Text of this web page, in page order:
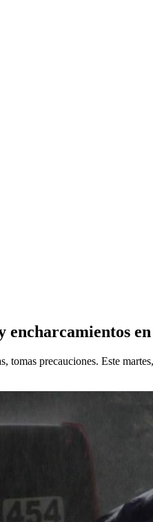
encharcamientos
precauciones. Este